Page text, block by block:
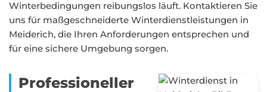
Winterbedingungen reibungslos läuft. Kontaktieren Sie
uns für maßgeschneiderte Winterdienstleistungen in
Meiderich, die Ihren Anforderungen entsprechen und
für eine sichere Umgebung sorgen.
Professioneller